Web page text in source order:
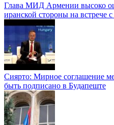
Глава МИД Армении высоко
иранской стороны на
Сиярто: Мирное соглашение
быть подписано в Будапеште